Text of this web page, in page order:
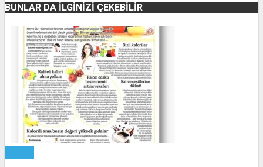
BUNLAR DA İLGINIZI ÇEKEBILIR